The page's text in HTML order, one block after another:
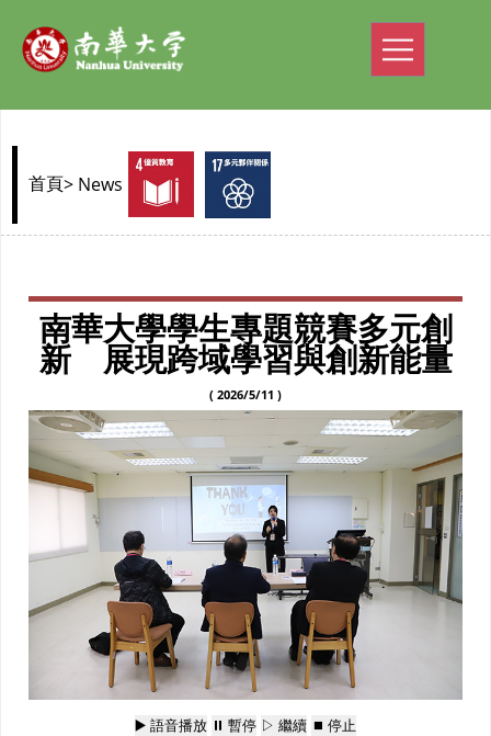
首頁> News
南華大學學生專題競賽多元創
新 展現跨域學習與創新能量
( 2026/5/11 )
▶️ 語音播放 ⏸️ 暫停 ▷ 繼續 ⏹️ 停止